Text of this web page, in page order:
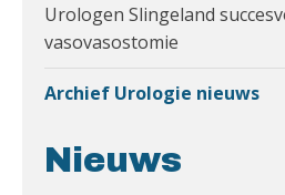
Urologen Slingeland
vasovasostomie
Archief Urologie nieuws
Nieuws